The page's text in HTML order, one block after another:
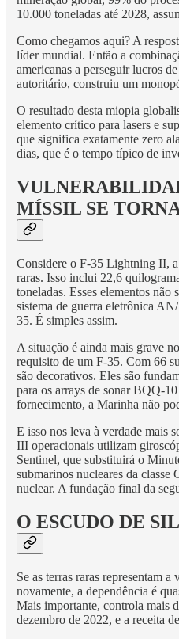
10.000 toneladas até 2028,
Como chegamos aqui? A
líder mundial. Então a
americanas a perseguir lucros
autoritário, construiu um
O resultado desta miopia
elemento crítico para lasers e
que significa exatamente zero
dias, que é o tempo típico de
MÍSSIL SE
Considere o F-35 Lightning II, a
raras. Isso inclui 22,6
toneladas. Esses elementos
sistema de guerra eletrônica
35. É simples assim.
A situação é ainda mais grave
requisito de um F-35. Com 66
são decorativos. Eles são
para os arrays de sonar BQQ-
fornecimento, a Marinha não
E isso nos leva à verdade mais
III operacionais utilizam
Sentinel, que substituirá o
submarinos nucleares da
nuclear. A fundação final da
O ESCUDO DE
Se as terras raras representam
novamente, a dependência é
Mais importante, controla mais
dezembro de 2022, e a receita